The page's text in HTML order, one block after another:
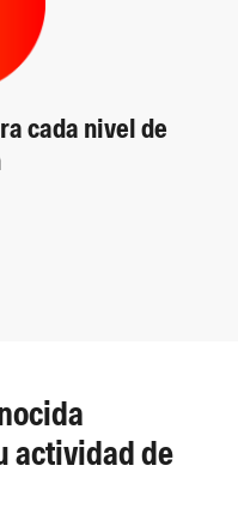
cada nivel de
actividad de